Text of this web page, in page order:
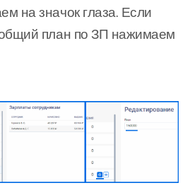
на значок глаза. Если
план по ЗП нажимаем